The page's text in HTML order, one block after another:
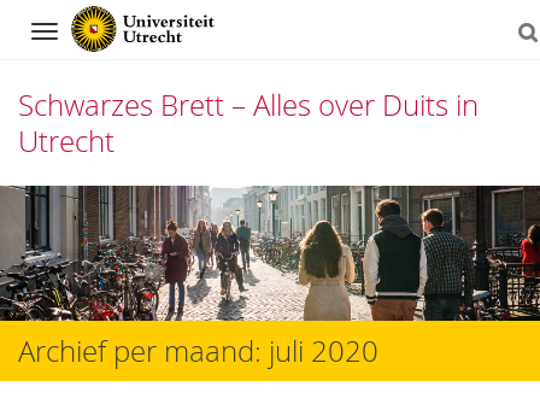
Navigation
Schwarzes Brett – Alles over Duits in
Utrecht
Direct
naar
het
inhoud
Archief per maand: juli 2020